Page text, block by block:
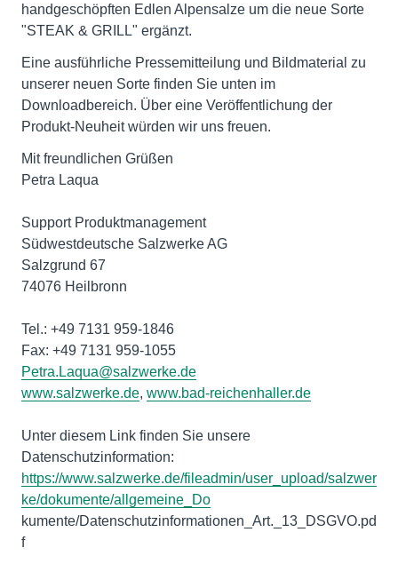
handgeschöpften Edlen Alpensalze um die neue Sorte
"STEAK & GRILL" ergänzt.
Eine ausführliche Pressemitteilung und Bildmaterial zu
unserer neuen Sorte finden Sie unten im
Downloadbereich. Über eine Veröffentlichung der
Produkt-Neuheit würden wir uns freuen.
Mit freundlichen Grüßen
Petra Laqua
Support Produktmanagement
Südwestdeutsche Salzwerke AG
Salzgrund 67
74076 Heilbronn
Tel.: +49 7131 959-1846
Petra.Laqua@salzwerke.de
www.salzwerke.de, www.bad-reichenhaller.de
Unter diesem Link finden Sie unsere
https://www.salzwerke.de/fileadmin/user_upload/salzwer
ke/dokumente/allgemeine_Do
kumente/Datenschutzinformationen_Art._13_DSGVO.pd
f